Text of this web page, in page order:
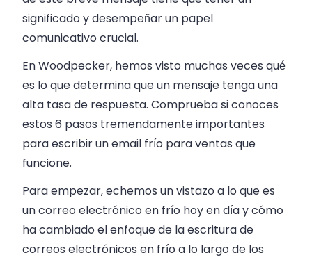
significado y desempeñar un papel
comunicativo crucial.
En Woodpecker, hemos visto muchas veces qué
es lo que determina que un mensaje tenga una
alta tasa de respuesta. Comprueba si conoces
estos 6 pasos tremendamente importantes
para escribir un email frío para ventas que
funcione.
Para empezar, echemos un vistazo a lo que es
un correo electrónico en frío hoy en día y cómo
ha cambiado el enfoque de la escritura de
correos electrónicos en frío a lo largo de los